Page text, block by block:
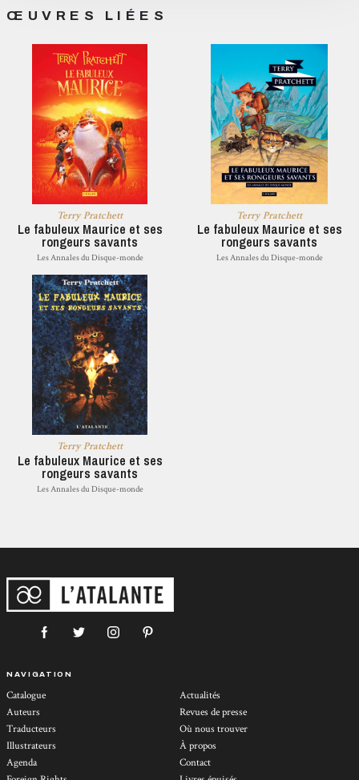
ŒUVRES LIÉES
Terry Pratchett
Le fabuleux Maurice et ses
rongeurs savants
Les Annales du Disque-monde
Terry Pratchett
Le fabuleux Maurice et ses
rongeurs savants
Les Annales du Disque-monde
Terry Pratchett
Le fabuleux Maurice et ses
rongeurs savants
Les Annales du Disque-monde
NAVIGATION
Catalogue
Auteurs
Traducteurs
Illustrateurs
Agenda
Actualités
Revues de presse
Où nous trouver
À propos
Contact